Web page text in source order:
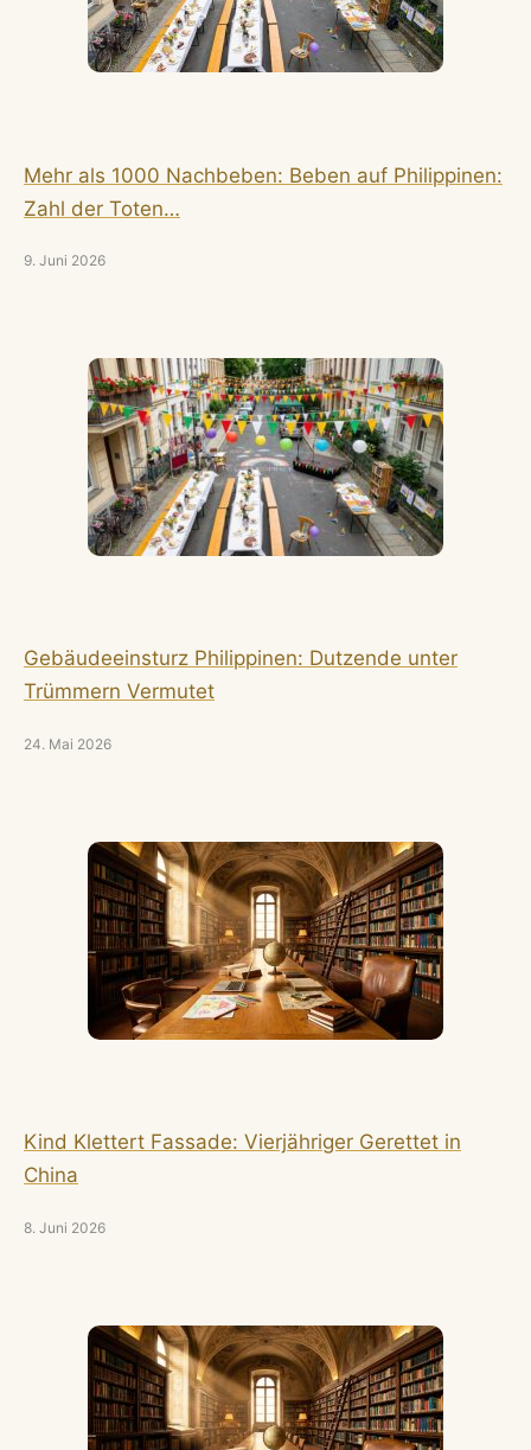
Mehr als 1000 Nachbeben: Beben auf Philippinen:
Zahl der Toten…
9. Juni 2026
Gebäudeeinsturz Philippinen: Dutzende unter
Trümmern Vermutet
24. Mai 2026
Kind Klettert Fassade: Vierjähriger Gerettet in
China
8. Juni 2026